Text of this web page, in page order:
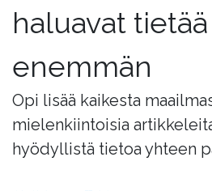
haluavat tietää
enemmän
Opi lisää kaikesta
mielenkiintoisia
hyödyllistä tietoa yhteen